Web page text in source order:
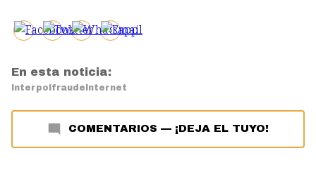
En esta noticia:
InterpolfraudeInternet
COMENTARIOS — ¡DEJA EL TUYO!